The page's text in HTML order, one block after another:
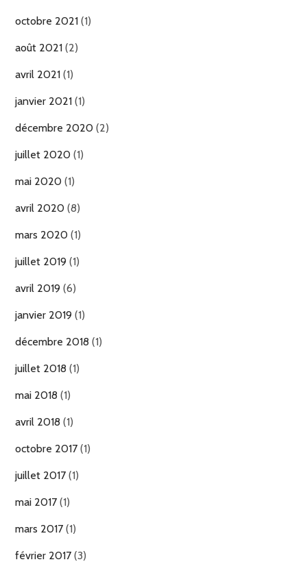
octobre 2021 (1)
août 2021 (2)
avril 2021 (1)
janvier 2021 (1)
décembre 2020 (2)
juillet 2020 (1)
mai 2020 (1)
avril 2020 (8)
mars 2020 (1)
juillet 2019 (1)
avril 2019 (6)
janvier 2019 (1)
décembre 2018 (1)
juillet 2018 (1)
mai 2018 (1)
avril 2018 (1)
octobre 2017 (1)
juillet 2017 (1)
mai 2017 (1)
mars 2017 (1)
février 2017 (3)